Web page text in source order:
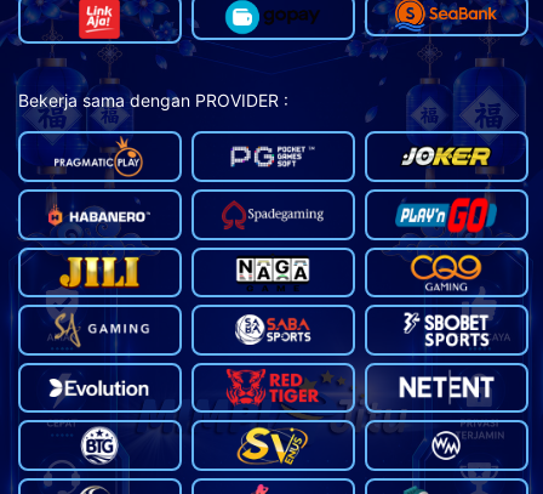
Bekerja sama dengan PROVIDER :